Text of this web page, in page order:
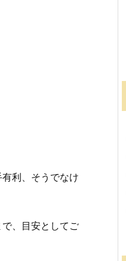
利、そうでなけ
、目安としてご